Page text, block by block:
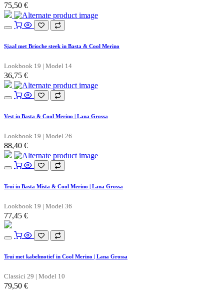
75,50 €
Sjaal met Brioche steek in Basta & Cool Merino
Lookbook 19 | Model 14
36,75 €
Vest in Basta & Cool Merino | Lana Grossa
Lookbook 19 | Model 26
88,40 €
Trui in Basta Mista & Cool Merino | Lana Grossa
Lookbook 19 | Model 36
77,45 €
Trui met kabelmotief in Cool Merino | Lana Grossa
Classici 29 | Model 10
79,50 €